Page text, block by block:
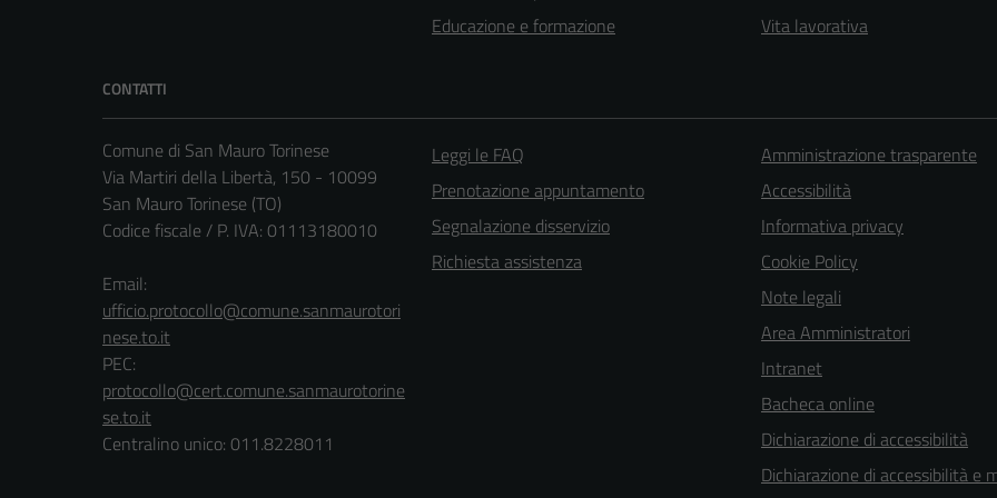
Educazione e formazione
Vita lavorativa
CONTATTI
Comune di San Mauro Torinese
Via Martiri della Libertà, 150 - 10099
San Mauro Torinese (TO)
Codice fiscale / P. IVA: 01113180010
Email:
ufficio.protocollo@comune.sanmaurotori
nese.to.it
PEC:
protocollo@cert.comune.sanmaurotorine
se.to.it
Centralino unico: 011.8228011
Leggi le FAQ
Prenotazione appuntamento
Segnalazione disservizio
Richiesta assistenza
Amministrazione trasparente
Accessibilità
Informativa privacy
Cookie Policy
Note legali
Area Amministratori
Intranet
Bacheca online
Dichiarazione di accessibilità
Dichiarazione di accessibilità e
Tecnici
Questi cookie
sono necessari
per il
funzionamento